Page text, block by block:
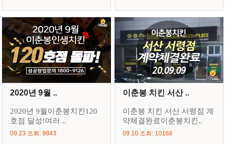
2020년 9월 ..
2020년 9월이춘봉치킨120
호점 달성!여러 ..
09.23 조회: 9843
이춘봉 치킨 서산 ..
이춘봉 치킨 서산 서령점 계
약체결완료이춘봉치킨..
09.10 조회: 10168